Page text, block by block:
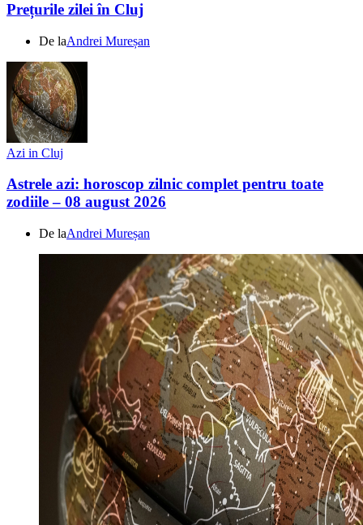
Prețurile zilei în Cluj
De laAndrei Mureșan
Azi in Cluj
Astrele azi: horoscop zilnic complet pentru toate
zodiile – 08 august 2026
De laAndrei Mureșan